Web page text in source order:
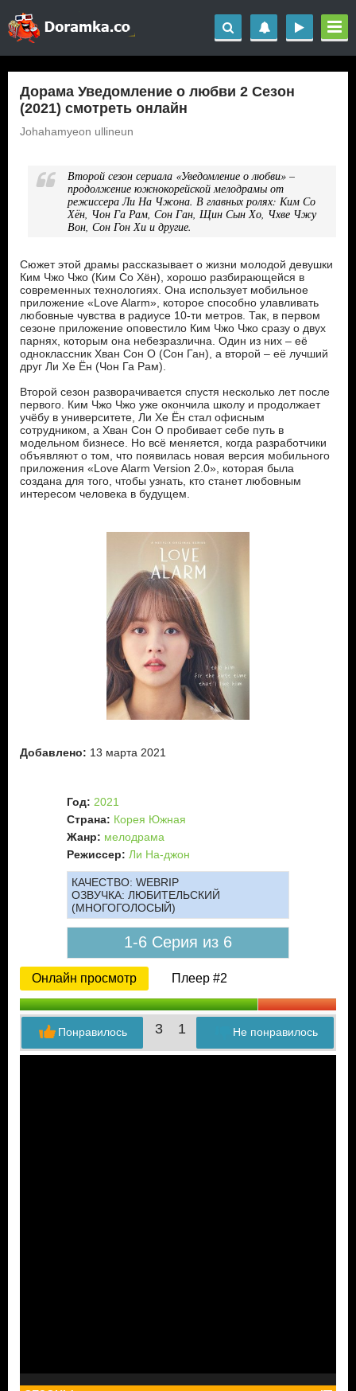
Дорама Уведомление о любви 2 Сезон
(2021) смотреть онлайн
Johahamyeon ullineun
Второй сезон сериала «Уведомление о любви» –
продолжение южнокорейской мелодрамы от
режиссера Ли На Чжона. В главных ролях: Ким Со
Хён, Чон Га Рам, Сон Ган, Щин Сын Хо, Чхве Чжу
Вон, Сон Гон Хи и другие.
Сюжет этой драмы рассказывает о жизни молодой девушки
Ким Чжо Чжо (Ким Со Хён), хорошо разбирающейся в
современных технологиях. Она использует мобильное
приложение «Love Alarm», которое способно улавливать
любовные чувства в радиусе 10-ти метров. Так, в первом
сезоне приложение оповестило Ким Чжо Чжо сразу о двух
парнях, которым она небезразлична. Один из них – её
одноклассник Хван Сон О (Сон Ган), а второй – её лучший
друг Ли Хе Ён (Чон Га Рам).
Второй сезон разворачивается спустя несколько лет после
первого. Ким Чжо Чжо уже окончила школу и продолжает
учёбу в университете, Ли Хе Ён стал офисным
сотрудником, а Хван Сон О пробивает себе путь в
модельном бизнесе. Но всё меняется, когда разработчики
объявляют о том, что появилась новая версия мобильного
приложения «Love Alarm Version 2.0», которая была
создана для того, чтобы узнать, кто станет любовным
интересом человека в будущем.
Добавлено: 13 марта 2021
Год: 2021
Страна: Корея Южная
Жанр: мелодрама
Режиссер: Ли На-джон
КАЧЕСТВО: WEBRIP
ОЗВУЧКА: ЛЮБИТЕЛЬСКИЙ
(МНОГОГОЛОСЫЙ)
1-6 Серия из 6
Онлайн просмотр Плеер #2
3 1 Не понравилось
Понравилось